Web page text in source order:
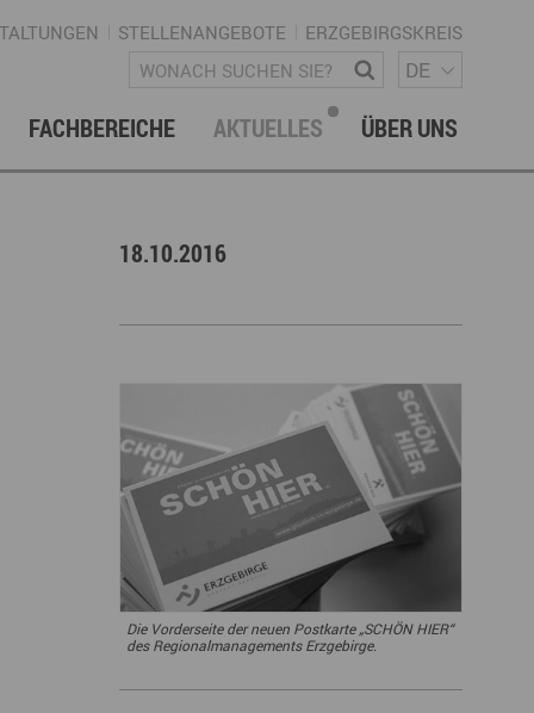
STELLENANGEBOTE ERZGEBIRGSKREIS
Wonach suchen Sie? DE
Infrastruktur & Wegenetz
Radrouten
Wegewarte
FACHBEREICHE
Strategie
& Kontakt
AKTUELLES ÜBER UNS
18.10.2016
Die Vorderseite der neuen Postkarte „SCHÖN HIER“
des Regionalmanagements Erzgebirge.